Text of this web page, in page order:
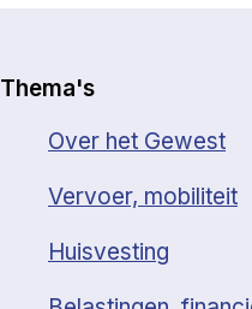
Thema's
Over het Gewest
Vervoer, mobiliteit
Huisvesting